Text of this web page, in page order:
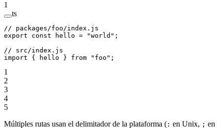
1
ts
// packages/foo/index.js
export const hello = "world" ;
// src/index.js
import { hello } from "foo" ;
1
2
3
4
5
Múltiples rutas usan el delimitador de la plataforma ( : en Unix, ; en